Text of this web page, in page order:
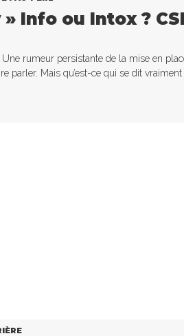
Info ou Intox ?
rumeur persistante de la mise en
parler. Mais qu’est-ce qui se dit vraiment